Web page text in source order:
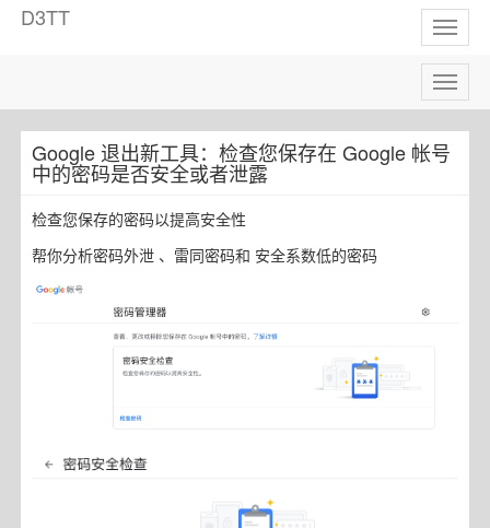
Toggle
D3TT
Toggle
Google 退出新工具：检查您保存在 Google 帐号
中的密码是否安全或者泄露
检查您保存的密码以提高安全性
帮你分析密码外泄 、雷同密码和 安全系数低的密码